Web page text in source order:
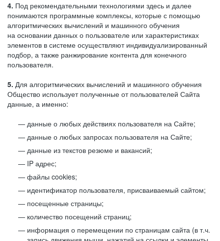
4. Под рекомендательными технологиями здесь и далее
понимаются программные комплексы, которые с помощью
алгоритмических вычислений и машинного обучения
на основании данных о пользователе или характеристиках
элементов в системе осуществляют индивидуализированный
подбор, а также ранжирование контента для конечного
пользователя.
5. Для алгоритмических вычислений и машинного обучения
Общество использует полученные от пользователей Сайта
данные, а именно:
данные о любых действиях пользователя на Сайте;
данные о любых запросах пользователя на Сайте;
данные из текстов резюме и вакансий;
IP адрес;
файлы cookies;
идентификатор пользователя, присваиваемый сайтом;
посещенные страницы;
количество посещений страниц;
информация о перемещении по страницам сайта (в т.ч.